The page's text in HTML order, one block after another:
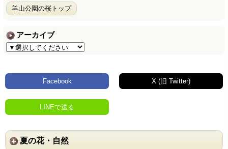
羊山公園の桜トップ
アーカイブ
Facebook X (旧 Twitter)
LINEで送る
夏の花・自然